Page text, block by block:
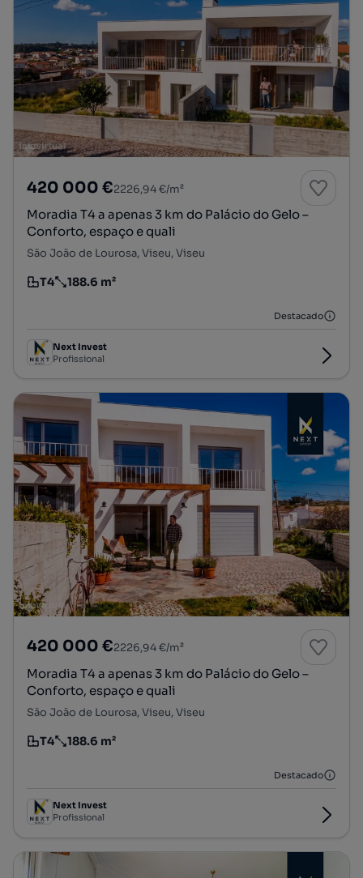
420 000 €2226,94 €/m²
Moradia T4 a apenas 3 km do Palácio do Gelo –
Conforto, espaço e quali
São João de Lourosa, Viseu, Viseu
Tipologia
T4
Preço por metro quadrado
188.6 m²
Destacado
Next Invest
Profissional
420 000 €2226,94 €/m²
Moradia T4 a apenas 3 km do Palácio do Gelo –
Conforto, espaço e quali
São João de Lourosa, Viseu, Viseu
Tipologia
T4
Preço por metro quadrado
188.6 m²
Destacado
Next Invest
Profissional